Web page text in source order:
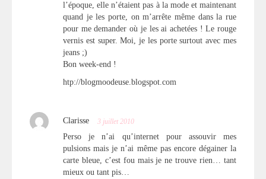
l’époque, elle n’étaient pas à la mode et maintenant
quand je les porte, on m’arrête même dans la rue
pour me demander où je les ai achetées ! Le rouge
vernis est super. Moi, je les porte surtout avec mes
jeans ;)
Bon week-end !
htp://blogmoodeuse.blogspot.com
Clarisse 3 juillet 2010
Perso je n’ai qu’internet pour assouvir mes
pulsions mais je n’ai même pas encore dégainer la
carte bleue, c’est fou mais je ne trouve rien… tant
mieux ou tant pis…